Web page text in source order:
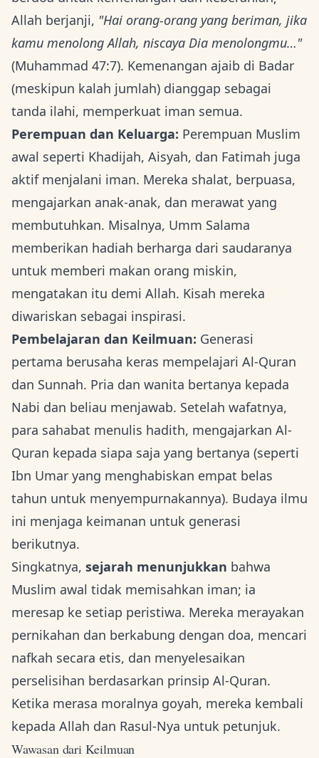
Allah berjanji, "Hai orang-orang yang beriman, jika
kamu menolong Allah, niscaya Dia menolongmu…"
(Muhammad 47:7). Kemenangan ajaib di Badar
(meskipun kalah jumlah) dianggap sebagai
tanda ilahi, memperkuat iman semua.
Perempuan dan Keluarga: Perempuan Muslim
awal seperti Khadijah, Aisyah, dan Fatimah juga
aktif menjalani iman. Mereka shalat, berpuasa,
mengajarkan anak-anak, dan merawat yang
membutuhkan. Misalnya, Umm Salama
memberikan hadiah berharga dari saudaranya
untuk memberi makan orang miskin,
mengatakan itu demi Allah. Kisah mereka
diwariskan sebagai inspirasi.
Pembelajaran dan Keilmuan: Generasi
pertama berusaha keras mempelajari Al-Quran
dan Sunnah. Pria dan wanita bertanya kepada
Nabi dan beliau menjawab. Setelah wafatnya,
para sahabat menulis hadith, mengajarkan Al-
Quran kepada siapa saja yang bertanya (seperti
Ibn Umar yang menghabiskan empat belas
tahun untuk menyempurnakannya). Budaya ilmu
ini menjaga keimanan untuk generasi
berikutnya.
Singkatnya, sejarah menunjukkan bahwa
Muslim awal tidak memisahkan iman; ia
meresap ke setiap peristiwa. Mereka merayakan
pernikahan dan berkabung dengan doa, mencari
nafkah secara etis, dan menyelesaikan
perselisihan berdasarkan prinsip Al-Quran.
Ketika merasa moralnya goyah, mereka kembali
kepada Allah dan Rasul-Nya untuk petunjuk.
Wawasan dari Keilmuan